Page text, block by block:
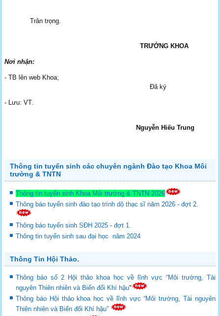
Trân trọng.
TRƯỞNG KHOA
Nơi nhận:
- TB lên web Khoa;
Đã ký
- Lưu: VT.
Nguyễn Hiếu Trung
Thông tin tuyển sinh các chuyên ngành Đào tạo Khoa Môi
trường & TNTN
Thông tin tuyển sinh Khoa Môi trường & TNTN 2026
Thông báo tuyển sinh đào tạo trình dộ thạc sĩ năm 2026 - đợt 2.
Thông báo tuyển sinh SĐH 2025 - đợt 1.
Thông tin tuyển sinh sau đại học năm 2024
Thông Tin Hội Thảo.
Thông báo số 2 Hội thảo khoa học về lĩnh vực “Môi trường, Tài
nguyên Thiên nhiên và Biến đổi Khí hậu"
Thông báo Hội thảo khoa học về lĩnh vực “Môi trường, Tài nguyên
Thiên nhiên và Biến đổi Khí hậu”